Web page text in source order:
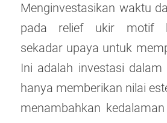
Menginvestasikan waktu
pada relief ukir motif
sekadar upaya untuk
Ini adalah investasi
hanya memberikan nilai
menambahkan